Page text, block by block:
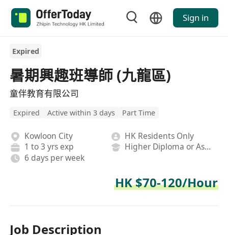
Sign in
Expired
暑期興趣班導師 (九龍區)
童伴教育有限公司
Expired Active within 3 days Part Time
Kowloon City
HK Residents Only
1 to 3 yrs exp
Higher Diploma or Associate Degree
6 days per week
HK $70-120/Hour
Job Description